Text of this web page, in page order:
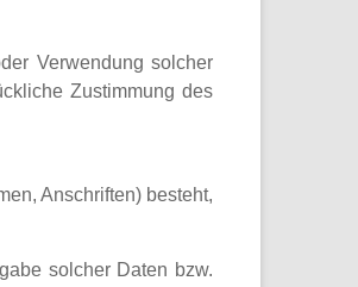
Verwendung solcher
Zustimmung des
Anschriften) besteht,
solcher Daten bzw.